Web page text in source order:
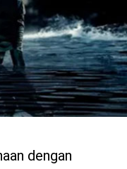
dengan